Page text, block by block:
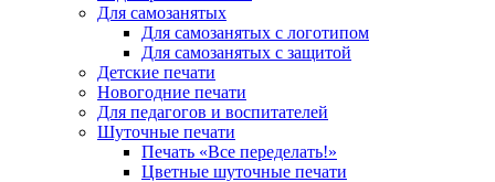
Для самозанятых
Для самозанятых с логотипом
Для самозанятых с защитой
Детские печати
Новогодние печати
Для педагогов и воспитателей
Шуточные печати
Печать «Все переделать!»
Цветные шуточные печати